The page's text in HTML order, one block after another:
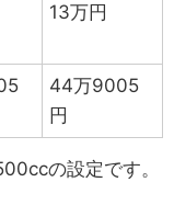
13万円
44万9005
円
の設定です。